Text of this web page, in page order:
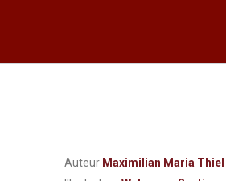
Auteur Maximilian Maria Thiel